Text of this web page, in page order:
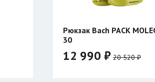
Рюкзак Bach PACK
30
12 990 ₽ 20 520 ₽